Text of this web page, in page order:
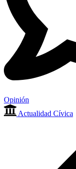
Opinión
Actualidad Cívica